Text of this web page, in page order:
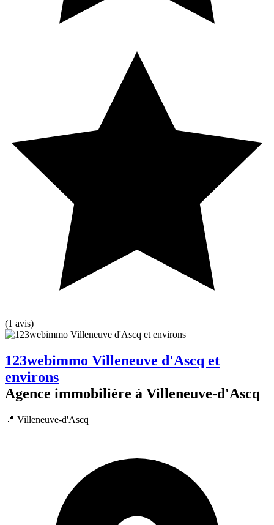
(1 avis)
123webimmo Villeneuve d'Ascq et
environs
Agence immobilière à Villeneuve-d'Ascq
📍 Villeneuve-d'Ascq